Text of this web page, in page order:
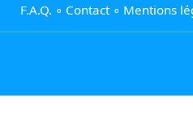
F.A.Q. ∘ Contact∘ Mentions